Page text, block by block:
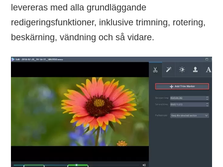
levereras med alla grundläggande
redigeringsfunktioner, inklusive trimning, rotering,
beskärning, vändning och så vidare.